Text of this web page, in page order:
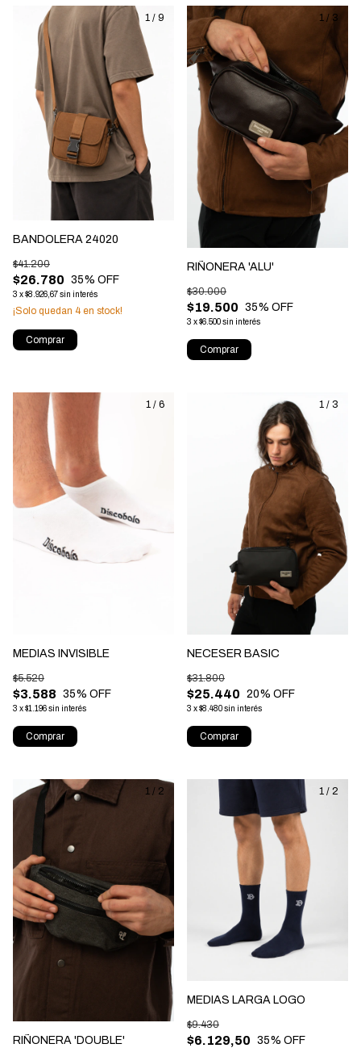
1 / 9
BANDOLERA 24020
$26.780
$41.200
35% OFF
3 x$8.926,67sin interés
¡Solo quedan 4 en stock!
Comprar
1 / 3
RIÑONERA 'ALU'
$19.500
$30.000
35% OFF
3 x$6.500sin interés
Comprar
1 / 6
MEDIAS INVISIBLE
$3.588
$5.520
35% OFF
3 x$1.196sin interés
Comprar
1 / 3
NECESER BASIC
$25.440
$31.800
20% OFF
3 x$8.480sin interés
Comprar
1 / 2
RIÑONERA 'DOUBLE'
1 / 2
MEDIAS LARGA LOGO
$6.129,50
$9.430
35% OFF